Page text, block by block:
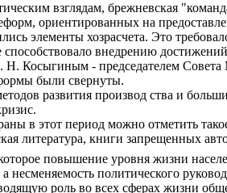
взглядам, брежневская
ориентированных на
элементы хозрасчета. Это
внедрению
Н. Косыгиным - председателем
были свернуты.
развития производ ства и
в этот период можно отметить
литература, книги запрещенных
повышение уровня жизни
несменяемость политического
роль во всех сферах жизни